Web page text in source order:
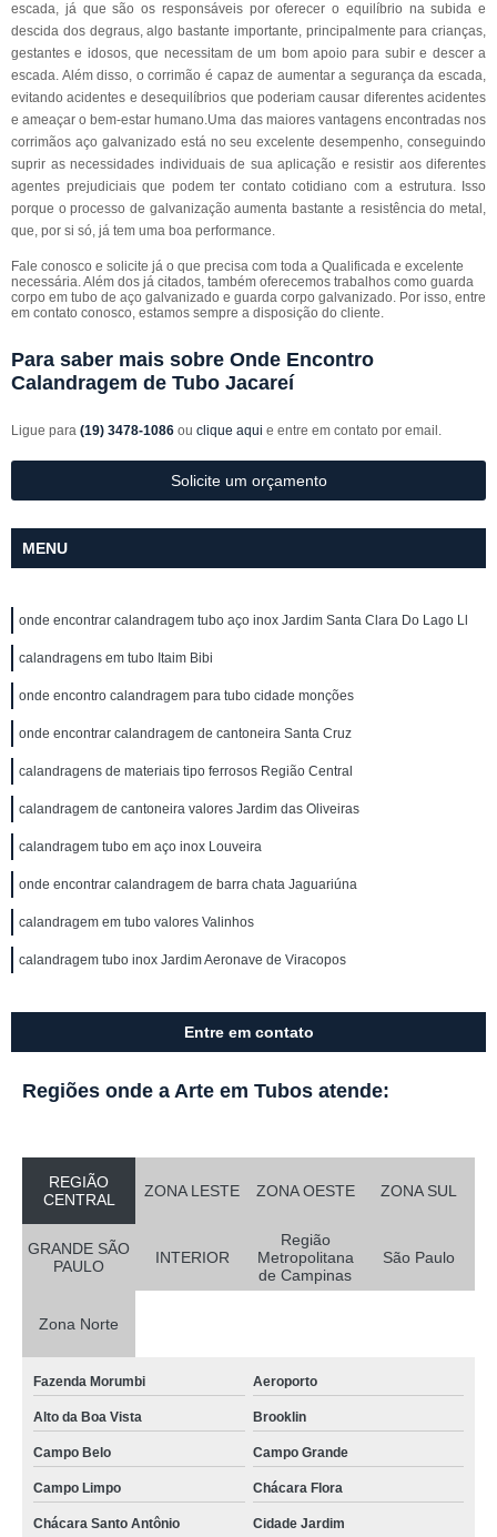
escada, já que são os responsáveis por oferecer o equilíbrio na subida e
descida dos degraus, algo bastante importante, principalmente para crianças,
gestantes e idosos, que necessitam de um bom apoio para subir e descer a
escada. Além disso, o corrimão é capaz de aumentar a segurança da escada,
evitando acidentes e desequilíbrios que poderiam causar diferentes acidentes
e ameaçar o bem-estar humano.Uma das maiores vantagens encontradas nos
corrimãos aço galvanizado está no seu excelente desempenho, conseguindo
suprir as necessidades individuais de sua aplicação e resistir aos diferentes
agentes prejudiciais que podem ter contato cotidiano com a estrutura. Isso
porque o processo de galvanização aumenta bastante a resistência do metal,
que, por si só, já tem uma boa performance.
Fale conosco e solicite já o que precisa com toda a Qualificada e excelente
necessária. Além dos já citados, também oferecemos trabalhos como guarda
corpo em tubo de aço galvanizado e guarda corpo galvanizado. Por isso, entre
em contato conosco, estamos sempre a disposição do cliente.
Para saber mais sobre Onde Encontro
Calandragem de Tubo Jacareí
Ligue para (19) 3478-1086 ou clique aqui e entre em contato por email.
Solicite um orçamento
MENU
onde encontrar calandragem tubo aço inox Jardim Santa Clara Do Lago Ll
calandragens em tubo Itaim Bibi
onde encontro calandragem para tubo cidade monções
onde encontrar calandragem de cantoneira Santa Cruz
calandragens de materiais tipo ferrosos Região Central
calandragem de cantoneira valores Jardim das Oliveiras
calandragem tubo em aço inox Louveira
onde encontrar calandragem de barra chata Jaguariúna
calandragem em tubo valores Valinhos
calandragem tubo inox Jardim Aeronave de Viracopos
Entre em contato
Regiões onde a Arte em Tubos atende:
REGIÃO
CENTRAL
ZONA LESTE ZONA OESTE ZONA SUL
GRANDE SÃO
PAULO
INTERIOR
Região
Metropolitana
de Campinas
São Paulo
Zona Norte
Fazenda Morumbi Aeroporto
Alto da Boa Vista Brooklin
Campo Belo Campo Grande
Campo Limpo Chácara Flora
Chácara Santo Antônio Cidade Jardim